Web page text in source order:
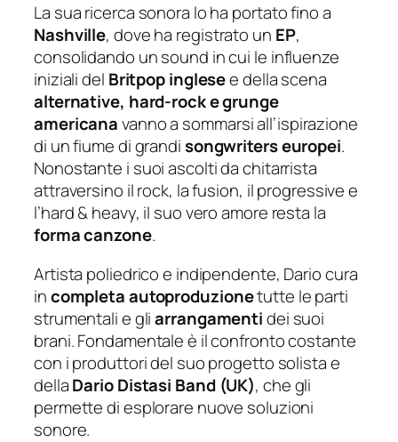
La sua ricerca sonora lo ha portato fino a
Nashville, dove ha registrato un EP,
consolidando un sound in cui le influenze
iniziali del Britpop inglesee della scena
alternative, hard-rock e grunge
americanavanno a sommarsi all’ispirazione
di un fiume di grandisongwriters europei.
Nonostante i suoi ascolti da chitarrista
attraversino il rock, la fusion, il progressive e
l’hard & heavy, il suo vero amore resta la
forma canzone.
Artista poliedrico e indipendente, Dario cura
incompleta autoproduzionetutte le parti
strumentali e gliarrangamentidei suoi
brani. Fondamentale è il confronto costante
con i produttori del suo progetto solista e
dellaDario Distasi Band (UK), che gli
permette di esplorare nuove soluzioni
sonore.